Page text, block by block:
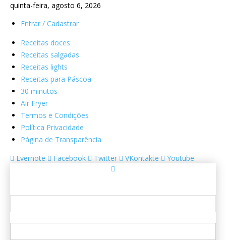
quinta-feira, agosto 6, 2026
Entrar / Cadastrar
Receitas doces
Receitas salgadas
Receitas lights
Receitas para Páscoa
30 minutos
Air Fryer
Termos e Condições
Política Privacidade
Página de Transparência
Evernote
Facebook Twitter VKontakte Youtube